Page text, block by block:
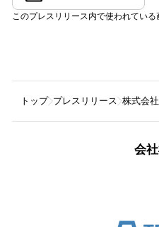
このプレスリリース内で使われてい
トップ プレスリリース 株式会
会